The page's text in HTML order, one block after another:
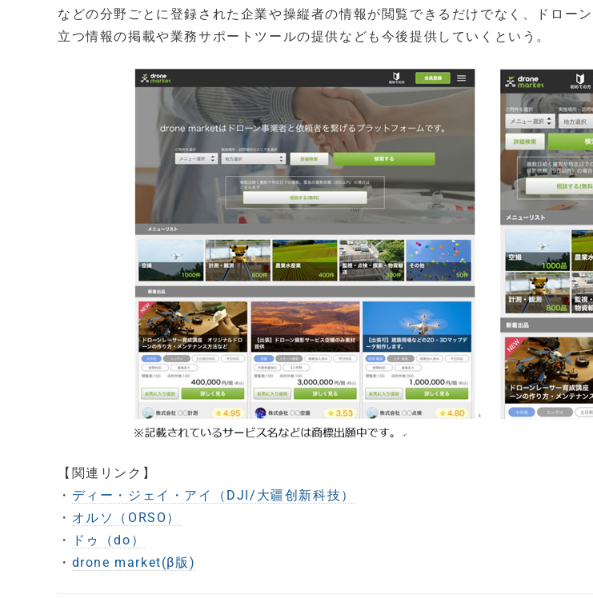
などの分野ごとに登録された企業や操縦者の情報が閲覧できるだけでなく、ドロー
立つ情報の掲載や業務サポートツールの提供なども今後提供していくという。
【関連リンク】
・ ディー・ジェイ・アイ（DJI/大疆创新科技）
・ オルソ（ORSO）
・
ドゥ（do）
・ drone market(β版)